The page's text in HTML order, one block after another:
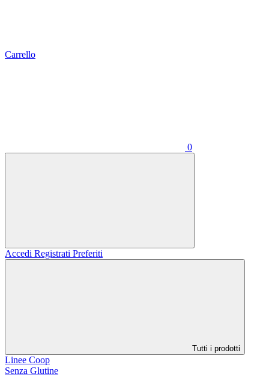
Carrello
0
Accedi Registrati Preferiti
Tutti i prodotti
Linee Coop
Senza Glutine